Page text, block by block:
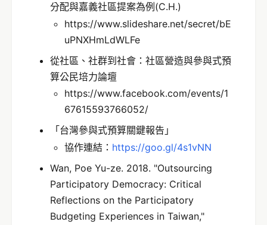
分配與嘉義社區提案為例(C.H.)
https://www.slideshare.net/secret/bE
uPNXHmLdWLFe
從社區、社群到社會：社區營造與參與式預
算公民培力論壇
https://www.facebook.com/events/1
67615593766052/
「台灣參與式預算關鍵報告」
協作連結： https://goo.gl/4s1vNN
Wan, Poe Yu-ze. 2018. "Outsourcing
Participatory Democracy: Critical
Reflections on the Participatory
Budgeting Experiences in Taiwan,"